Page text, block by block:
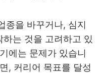
종을 바꾸거나, 심지
는 것을 고려하고 있
에는 문제가 있습니
, 커리어 목표를 달성